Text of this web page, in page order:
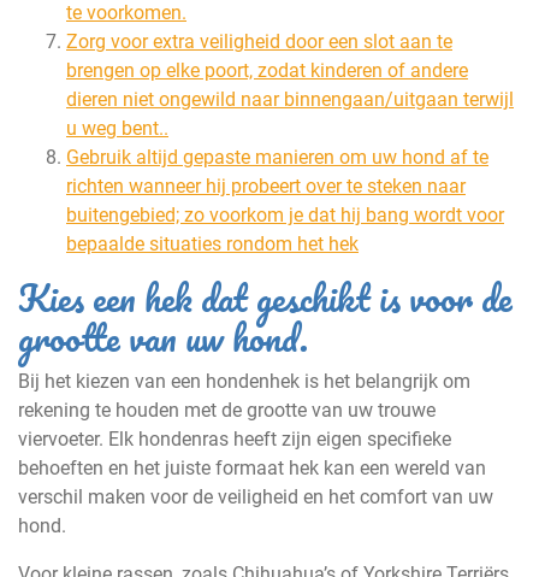
te voorkomen.
Zorg voor extra veiligheid door een slot aan te
brengen op elke poort, zodat kinderen of andere
dieren niet ongewild naar binnengaan/uitgaan terwijl
u weg bent..
Gebruik altijd gepaste manieren om uw hond af te
richten wanneer hij probeert over te steken naar
buitengebied; zo voorkom je dat hij bang wordt voor
bepaalde situaties rondom het hek
Kies een hek dat geschikt is voor de
grootte van uw hond.
Bij het kiezen van een hondenhek is het belangrijk om
rekening te houden met de grootte van uw trouwe
viervoeter. Elk hondenras heeft zijn eigen specifieke
behoeften en het juiste formaat hek kan een wereld van
verschil maken voor de veiligheid en het comfort van uw
hond.